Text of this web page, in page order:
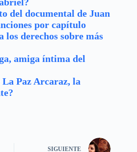
del documental de Juan
por capítulo
los derechos sobre más
amiga íntima del
Paz Arcaraz, la
SIGUIENTE